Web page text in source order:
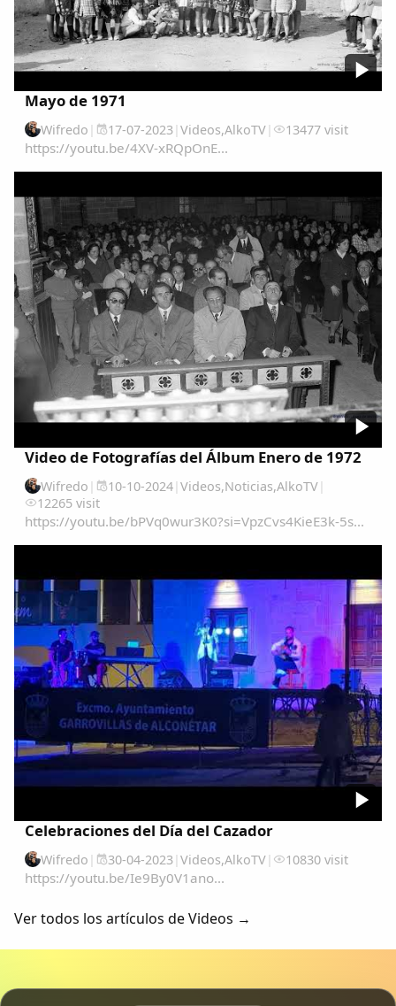
Mayo de 1971
Wifredo | 17-07-2023| Videos,AlkoTV| 13477 visit
https://youtu.be/4XV-xRQpOnE...
Video de Fotografías del Álbum Enero de 1972
Wifredo | 10-10-2024| Videos,Noticias,AlkoTV|
12265 visit
https://youtu.be/bPVq0wur3K0?si=VpzCvs4KieE3k-5s...
Celebraciones del Día del Cazador
Wifredo | 30-04-2023| Videos,AlkoTV| 10830 visit
https://youtu.be/Ie9By0V1ano...
Ver todos los artículos de Videos →
Comparte
Compartir en Facebook
Compartir en Twitter
Copiar enlace